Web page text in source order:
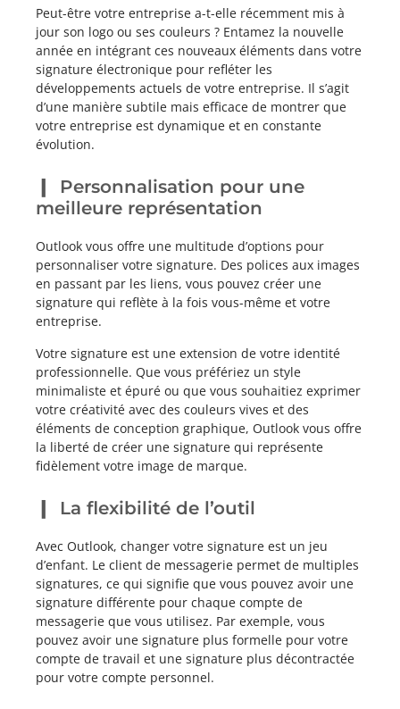
Peut-être votre entreprise a-t-elle récemment mis à
jour son logo ou ses couleurs ? Entamez la nouvelle
année en intégrant ces nouveaux éléments dans votre
signature électronique pour refléter les
développements actuels de votre entreprise. Il s’agit
d’une manière subtile mais efficace de montrer que
votre entreprise est dynamique et en constante
évolution.
Personnalisation pour une
meilleure représentation
Outlook vous offre une multitude d’options pour
personnaliser votre signature. Des polices aux images
en passant par les liens, vous pouvez créer une
signature qui reflète à la fois vous-même et votre
entreprise.
Votre signature est une extension de votre identité
professionnelle. Que vous préfériez un style
minimaliste et épuré ou que vous souhaitiez exprimer
votre créativité avec des couleurs vives et des
éléments de conception graphique, Outlook vous offre
la liberté de créer une signature qui représente
fidèlement votre image de marque.
La flexibilité de l’outil
Avec Outlook, changer votre signature est un jeu
d’enfant. Le client de messagerie permet de multiples
signatures, ce qui signifie que vous pouvez avoir une
signature différente pour chaque compte de
messagerie que vous utilisez. Par exemple, vous
pouvez avoir une signature plus formelle pour votre
compte de travail et une signature plus décontractée
pour votre compte personnel.